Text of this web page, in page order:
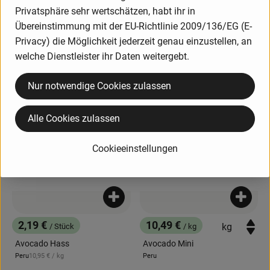
, Preis:
14,59 €
Ingwer
, Herkunft:
, Preis:
ca. 9,91 €
Papaya ca 800g
, Herkunft:
, Preis:
2,19 € / Stück
Avocado Hass
, Herkunft:
Peru, Referenzpreis:
10,95 € / kg
Produkt zum Warenkorb hinzufügen
, Verband:
, Kontrollstelle:
DE-ÖKO-039
, Preis:
10,49 € / kg
Avocado Mini
, Herkunft:
Peru
, Verband:
, Kontrollstelle:
Produkt zu Favouriten hinzufügen
Privatsphäre sehr wertschätzen, habt ihr in
Übereinstimmung mit der EU-Richtlinie 2009/136/EG (E-
Privacy) die Möglichkeit jederzeit genau einzustellen, an
welche Dienstleister ihr Daten weitergebt.
Cookieeinstellungen
Nur notwendige Cookies zulassen
Alle Cookies zulassen